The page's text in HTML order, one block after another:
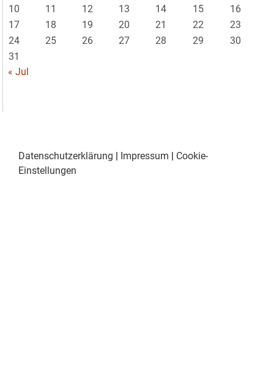
10
11 12 13 14 15
16
17
18 19 20 21 22
23
24
25 26 27 28 29
30
31
« Jul
Datenschutzerklärung Impressum
Cookie-
Einstellungen